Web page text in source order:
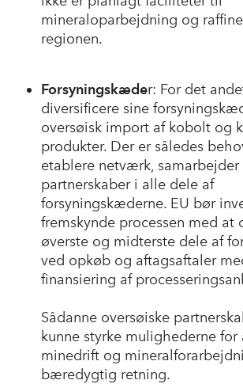
mineraloparbejdning og
regionen.
Forsyningskæder: For det
diversificere sine
oversøisk import af kobolt og
produkter. Der er således
etablere netværk, samarbejder
partnerskaber i alle dele af
forsyningskæderne. EU bør
fremskynde processen med at
øverste og midterste dele af
ved opkøb og aftagsaftaler
finansiering af
Sådanne oversøiske
kunne styrke mulighederne for
minedrift og
bæredygtig retning.